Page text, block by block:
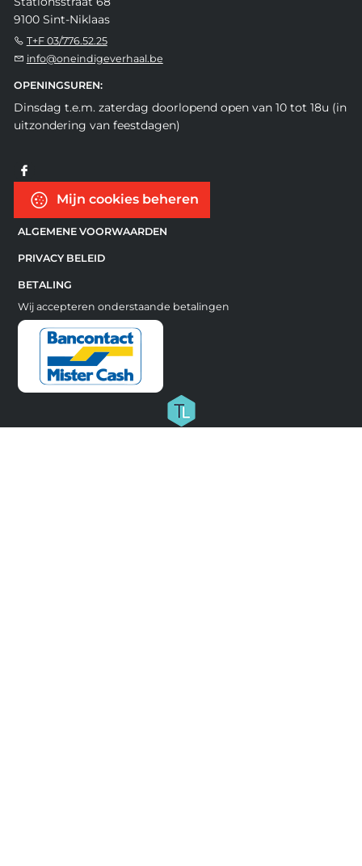
9100 Sint-Niklaas
T+F 03/776.52.25
info@oneindigeverhaal.be
OPENINGSUREN:
Dinsdag t.e.m. zaterdag doorlopend open van 10 tot 18u (in
uitzondering van feestdagen)
Mijn cookies beheren
ALGEMENE VOORWAARDEN
PRIVACY BELEID
BETALING
Wij accepteren onderstaande betalingen